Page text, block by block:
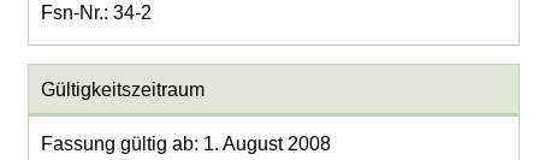
Fsn-Nr.: 34-2
Gültigkeitszeitraum
Fassung gültig ab: 1. August 2008